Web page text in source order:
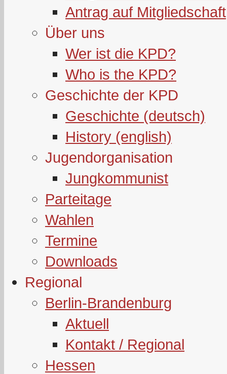
Antrag auf Mitgliedschaft
Über uns
Wer ist die KPD?
Who is the KPD?
Geschichte der KPD
Geschichte (deutsch)
History (english)
Jugendorganisation
Jungkommunist
Parteitage
Wahlen
Termine
Downloads
Regional
Berlin-Brandenburg
Aktuell
Kontakt / Regional
Hessen